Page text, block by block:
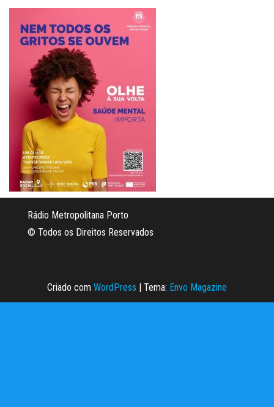
Rádio Metropolitana Porto
© Todos os Direitos Reservados
Criado com WordPress | Tema: Envo Magazine